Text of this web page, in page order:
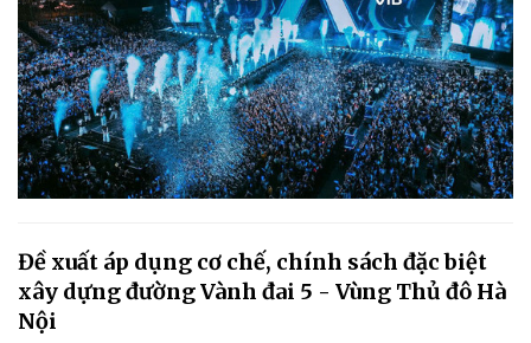
Đề xuất áp dụng cơ chế, chính sách đặc biệt
xây dựng đường Vành đai 5 - Vùng Thủ đô Hà
Nội